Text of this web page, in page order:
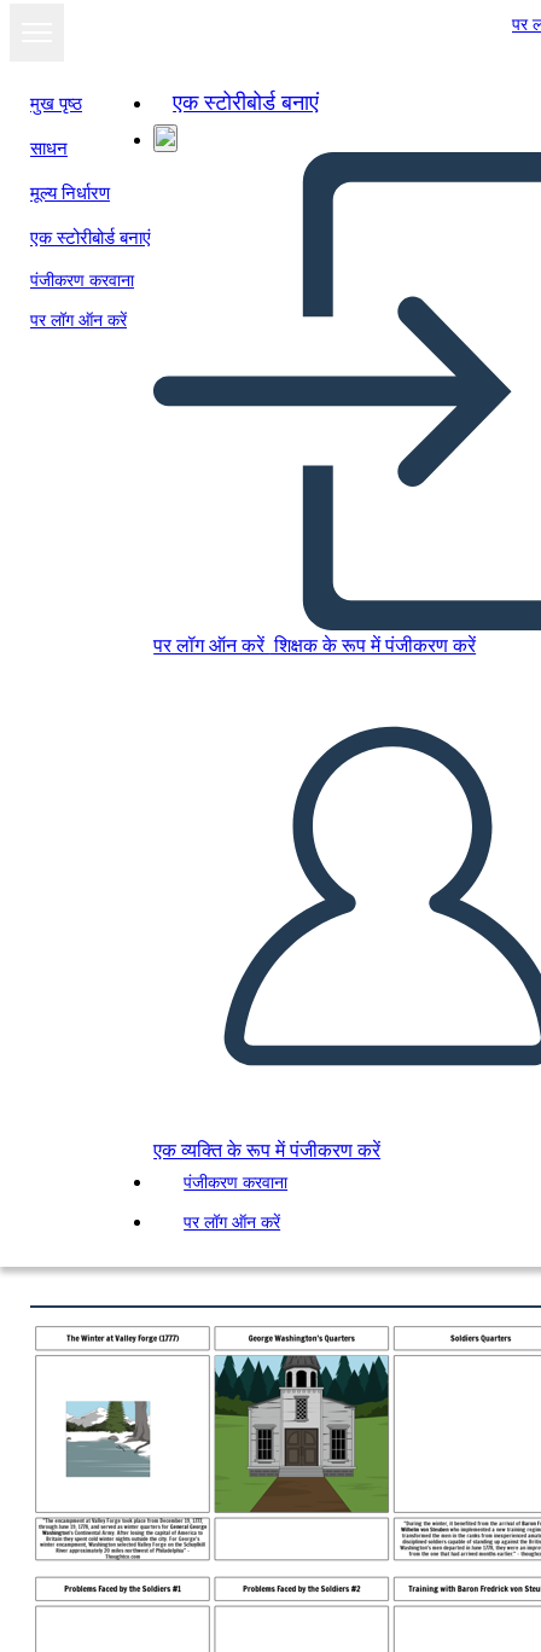
पर
मुख पृष्ठ
साधन
मूल्य निर्धारण
एक स्टोरीबोर्ड बनाएं
पंजीकरण करवाना
पर लॉग ऑन करें
एक स्टोरीबोर्ड बनाएं
पर लॉग ऑन करें शिक्षक के रूप में पंजीकरण करें
एक व्यक्ति के रूप में पंजीकरण करें
पंजीकरण करवाना
पर लॉग ऑन करें
इस स्टोरीबोर्ड को कॉपी करें
मुझे पढ़कर सुनाओ
स्लाइड शो के रूप में
देखें